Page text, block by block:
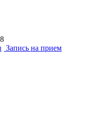
Запись на прием